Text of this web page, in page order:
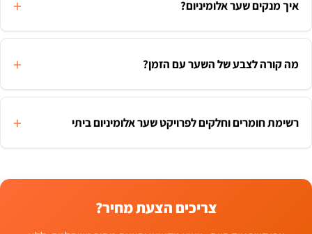
איך מנקים שער אלומיניום?
מה קורה לצבע של השער עם הזמן?
רשימת חומרים וחלקים לפרויקט שער אלומיניום ביתי
צריכים הצעת מחיר?